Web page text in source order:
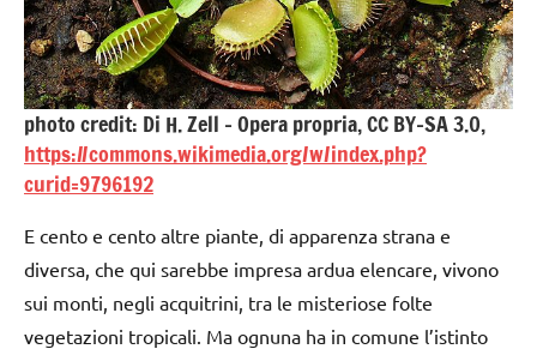
photo credit: Di H. Zell – Opera propria, CC BY-SA 3.0,
https://commons.wikimedia.org/w/index.php?
curid=9796192
E cento e cento altre piante, di apparenza strana e
diversa, che qui sarebbe impresa ardua elencare, vivono
sui monti, negli acquitrini, tra le misteriose folte
vegetazioni tropicali. Ma ognuna ha in comune l’istinto